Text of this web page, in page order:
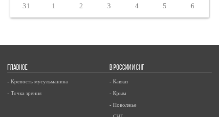
31 1 2 3 4 5 6
ГЛАВНОЕ
- Крепость мусульманина
- Точка зрения
В РОССИИ И СНГ
- Кавказ
- Крым
- Поволжье